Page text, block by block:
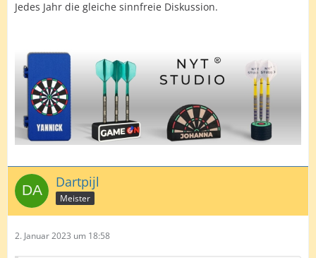
Jedes Jahr die gleiche sinnfreie Diskussion.
Dartpijl
Meister
2. Januar 2023 um 18:58